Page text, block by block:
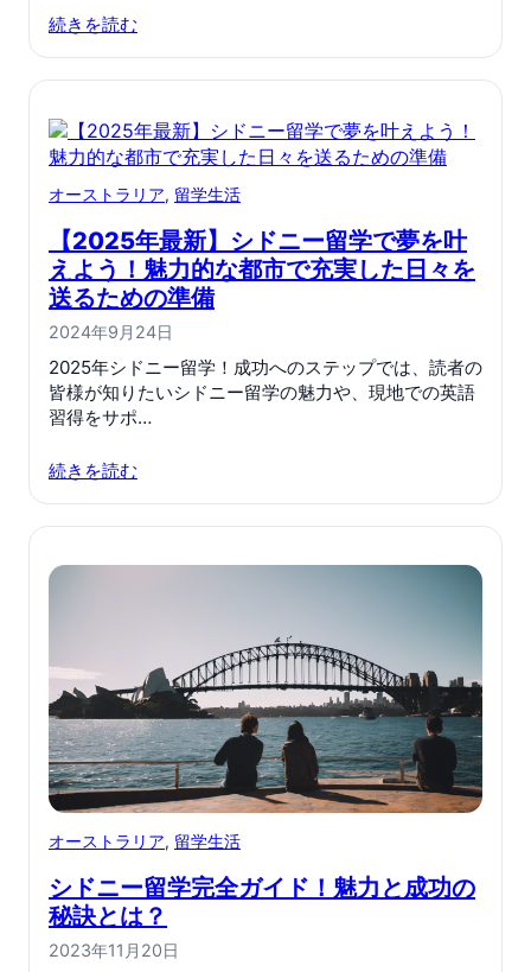
続きを読む
オーストラリア, 留学生活
【2025年最新】シドニー留学で夢を叶
えよう！魅力的な都市で充実した日々を
送るための準備
2024年9月24日
2025年シドニー留学！成功へのステップでは、読者の
皆様が知りたいシドニー留学の魅力や、現地での英語
習得をサポ…
続きを読む
オーストラリア, 留学生活
シドニー留学完全ガイド！魅力と成功の
秘訣とは？
2023年11月20日